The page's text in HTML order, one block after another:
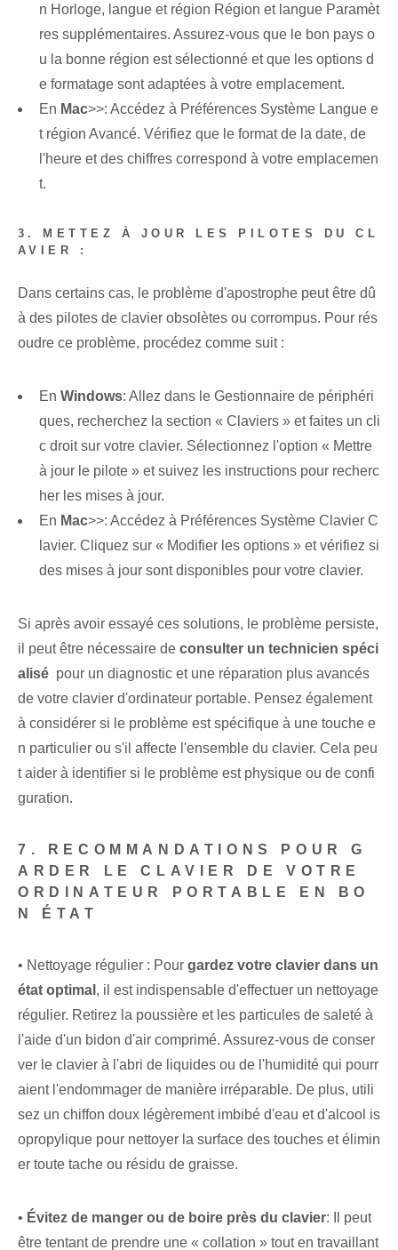
n Horloge, langue et région Région et langue Paramèt
res supplémentaires. Assurez-vous que le bon pays o
u la bonne région est sélectionné et que les options d
e formatage sont adaptées à votre emplacement.
En Mac>>: Accédez à Préférences Système Langue e
t région Avancé. Vérifiez que le format de la date, de
l'heure et des chiffres correspond à votre emplacemen
t.
3. METTEZ À JOUR LES PILOTES DU CL
AVIER :
Dans certains cas, le problème d'apostrophe peut être dû
à des pilotes de clavier obsolètes ou corrompus. Pour rés
oudre ce problème, procédez comme suit :
En Windows: Allez dans le Gestionnaire de périphéri
ques, recherchez la section « Claviers » et faites un cli
c droit sur votre clavier. Sélectionnez l'option « Mettre
à jour le pilote » et suivez les instructions pour recherc
her les mises à jour.
En Mac>>: Accédez à Préférences Système Clavier C
lavier. Cliquez sur « Modifier les options » et vérifiez si
des mises à jour⁤ sont disponibles pour votre clavier.
Si après avoir essayé ces solutions, le problème persiste,
il peut être nécessaire de consulter un technicien spéci
alisé ​ pour un diagnostic et une réparation plus avancés
de votre clavier d'ordinateur portable. Pensez également
à considérer si le problème est spécifique à une touche e
n particulier ou s'il affecte l'ensemble du clavier. Cela peu
t aider à identifier si le problème est physique ou de confi
guration.
7. RECOMMANDATIONS POUR G
ARDER LE CLAVIER DE VOTRE
ORDINATEUR PORTABLE EN BO
N ÉTAT
• Nettoyage régulier : Pour gardez votre clavier dans un
état optimal , il est indispensable d'effectuer un nettoyage
régulier. Retirez la poussière et les particules de saleté à
l'aide d'un bidon d'air comprimé. Assurez-vous de conser
ver le clavier à l'abri de⁢ liquides ou de l'humidité qui pourr
aient l'endommager de manière irréparable. De plus, utili
sez un chiffon doux légèrement imbibé d'eau et d'alcool is
opropylique pour nettoyer la surface des touches et élimin
er toute tache ou résidu de graisse.
• Évitez de manger ou de boire près du clavier: Il peut
être tentant de prendre une « collation » tout en travaillant